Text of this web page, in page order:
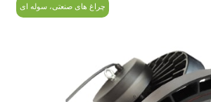
چراغ های صنعتی، سوله ای